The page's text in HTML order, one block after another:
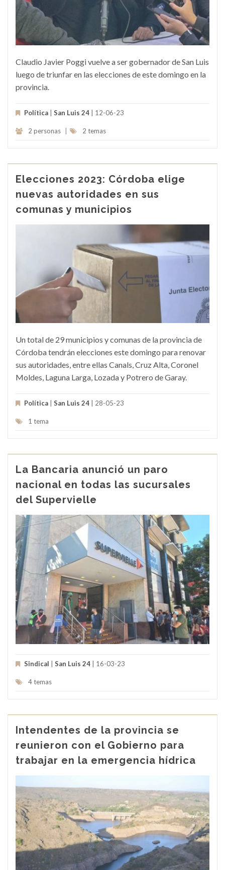
Claudio Javier Poggi vuelve a ser gobernador de San Luis
luego de triunfar en las elecciones de este domingo en la
provincia.
Política San Luis 24 | 12-06-23
2 personas 2 temas
Elecciones 2023: Córdoba elige
nuevas autoridades en sus
comunas y municipios
Un total de 29 municipios y comunas de la provincia de
Córdoba tendrán elecciones este domingo para renovar
sus autoridades, entre ellas Canals, Cruz Alta, Coronel
Moldes, Laguna Larga, Lozada y Potrero de Garay.
Política San Luis 24 | 28-05-23
1 tema
La Bancaria anunció un paro
nacional en todas las sucursales
del Supervielle
Sindical San Luis 24 | 16-03-23
4 temas
Intendentes de la provincia se
reunieron con el Gobierno para
trabajar en la emergencia hídrica